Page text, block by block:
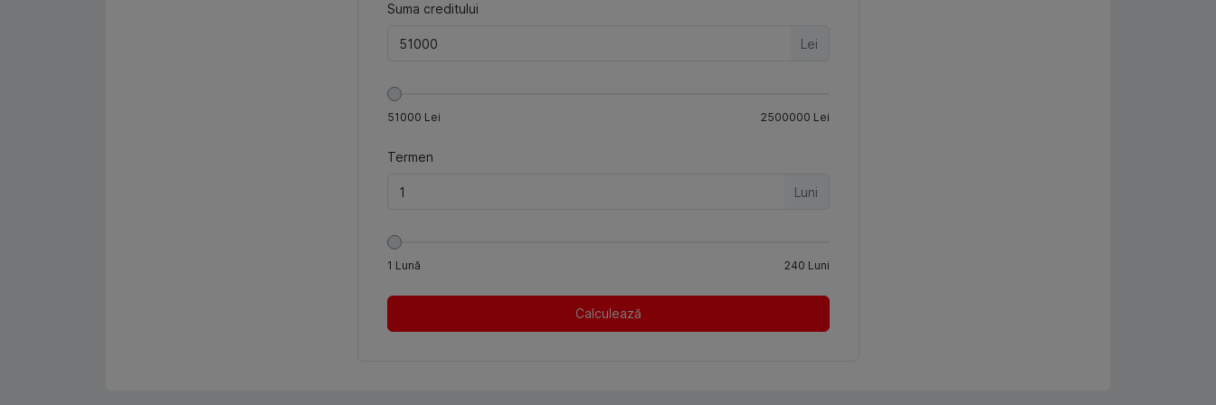
Suma creditului
Lei
51000 Lei 2500000 Lei
Termen
Luni
1 Lună 240 Luni
Calculează